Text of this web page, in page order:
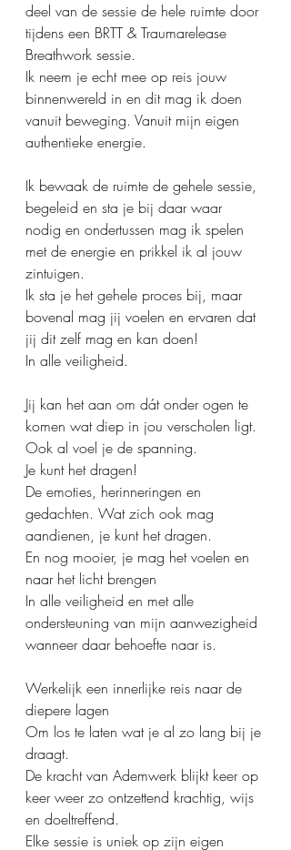
deel van de sessie de hele ruimte door
tijdens een BRTT & Traumarelease
Breathwork sessie.
Ik neem je echt mee op reis jouw
binnenwereld in en dit mag ik doen
vanuit beweging. Vanuit mijn eigen
authentieke energie.
Ik bewaak de ruimte de gehele sessie,
begeleid en sta je bij daar waar
nodig en ondertussen mag ik spelen
met de energie en prikkel ik al jouw
zintuigen.
Ik sta je het gehele proces bij, maar
bovenal mag jij voelen en ervaren dat
jij dit zelf mag en kan doen!
In alle veiligheid.
Jij kan het aan om dát onder ogen te
komen wat diep in jou verscholen ligt.
Ook al voel je de spanning.
Je kunt het dragen!
De emoties, herinneringen en
gedachten. Wat zich ook mag
aandienen, je kunt het dragen.
En nog mooier, je mag het voelen en
naar het licht brengen
In alle veiligheid en met alle
ondersteuning van mijn aanwezigheid
wanneer daar behoefte naar is.
Werkelijk een innerlijke reis naar de
diepere lagen
Om los te laten wat je al zo lang bij je
draagt.
De kracht van Ademwerk blijkt keer op
keer weer zo ontzettend krachtig, wijs
en doeltreffend.
Elke sessie is uniek op zijn eigen